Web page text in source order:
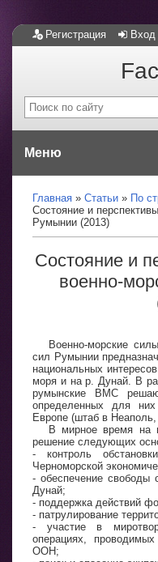
Регистрация Вход
Меню
Главная Статьи По
Состояние и
Румынии (2013)
Состояние и
военно-
Военно-морские
сил Румынии
национальных
моря и на р. Дунай. В
румынские ВМС
определенных для
Европе (штаб в
В мирное время на
решение следующих
- контроль
Черноморской
- обеспечение
Дунай;
- поддержка действий
- патрулирование
- участие в
операциях,
ООН;